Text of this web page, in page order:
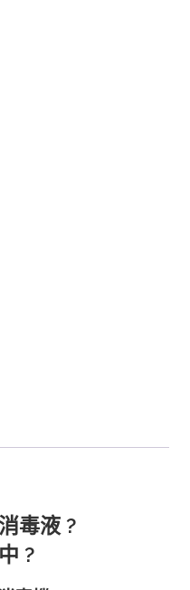
毒液 ?
?